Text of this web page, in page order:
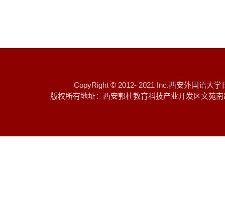
CopyRight © 2012- 2021 Inc.西安
版权所有地址：西安郭杜教育科技产业开发区文苑